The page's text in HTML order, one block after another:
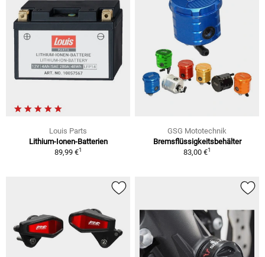
Louis Parts
Lithium-Ionen-Batterien
89,99 €1
GSG Mototechnik
Bremsflüssigkeitsbehälter
83,00 €1